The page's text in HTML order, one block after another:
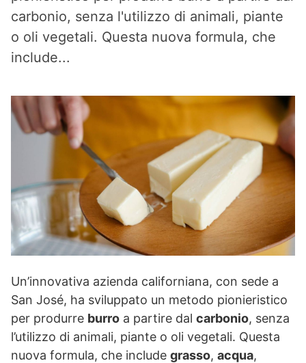
carbonio, senza l'utilizzo di animali, piante
o oli vegetali. Questa nuova formula, che
include...
Un’innovativa azienda californiana, con sede a
San José, ha sviluppato un metodo pionieristico
per produrre burro a partire dal carbonio, senza
l’utilizzo di animali, piante o oli vegetali. Questa
nuova formula, che include grasso, acqua,